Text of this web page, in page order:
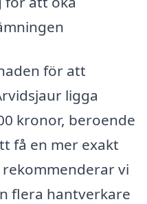
för att
ligga
kronor, beroende
få en mer exakt
vi
flera hantverkare